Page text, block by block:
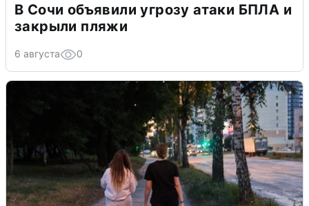
В Сочи объявили угрозу атаки БПЛА и
закрыли пляжи
6 августа 0